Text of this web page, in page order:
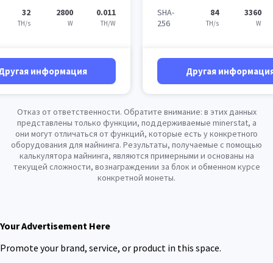
32
TH/s
2800
W
0.011
TH/W
информация
SHA-
256
84
TH/s
3360
W
Другая
Отказ от ответственности. Обратите внимание: в этих данных
представлены только функции, поддерживаемые minerstat, а
они могут отличаться от функций, которые есть у конкретного
оборудования для майнинга. Результаты, получаемые с помощью
калькулятора майнинга, являются примерными и основаны на
текущей сложности, вознаграждении за блок и обменном курсе
конкретной монеты.
Your Advertisement Here
Promote your brand, service, or product in this space.